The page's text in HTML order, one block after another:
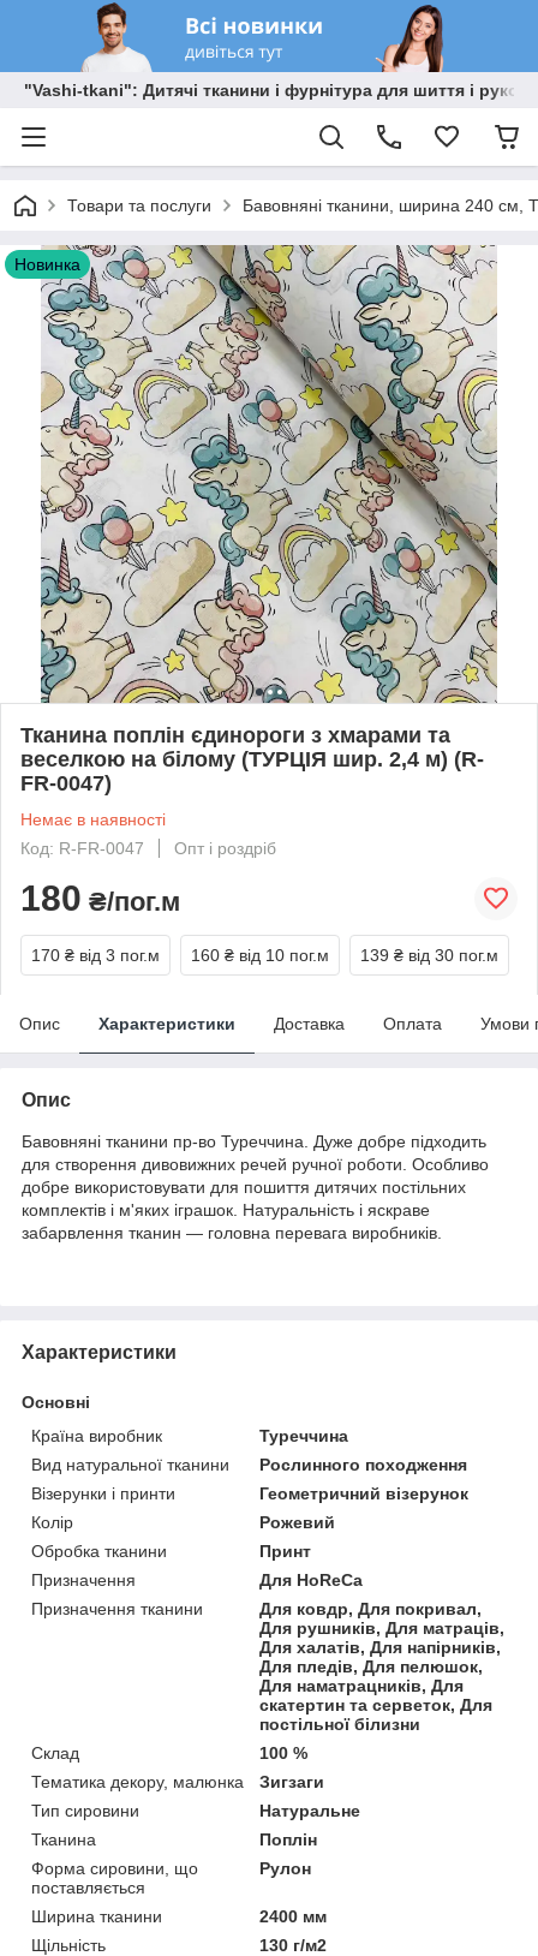
"Vashi-tkani": Дитячі тканини і фурнітура для шиття і
Товари та послуги Бавовняні тканини, ширина 240 см,
Новинка
Тканина поплін єдинороги з хмарами та
веселкою на білому (ТУРЦІЯ шир. 2,4 м) (R-
FR-0047)
Немає в наявності
Код: R-FR-0047
Опт і роздріб
180 ₴/пог.м
170 ₴ від 3 пог.м 160 ₴ від 10 пог.м 139 ₴ від 30 пог.м
Опис Характеристики Доставка Оплата Умови
Опис
Бавовняні тканини пр-во Туреччина. Дуже добре підходить
для створення дивовижних речей ручної роботи. Особливо
добре використовувати для пошиття дитячих постільних
комплектів і м'яких іграшок. Натуральність і яскраве
забарвлення тканин — головна перевага виробників.
Характеристики
Основні
Країна виробник
Туреччина
Вид натуральної тканини
Рослинного походження
Візерунки і принти
Геометричний візерунок
Колір
Рожевий
Обробка тканини
Принт
Призначення
Для HoReCa
Призначення тканини
Для ковдр, Для покривал,
Для рушників, Для матраців,
Для халатів, Для напірників,
Для пледів, Для пелюшок,
Для наматрацників, Для
скатертин та серветок, Для
постільної білизни
Склад
100 %
Тематика декору, малюнка
Зигзаги
Тип сировини
Натуральне
Тканина
Поплін
Форма сировини, що
поставляється
Рулон
Ширина тканини
2400 мм
Щільність
130 г/м2